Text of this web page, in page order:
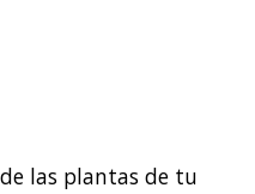
las plantas de tu